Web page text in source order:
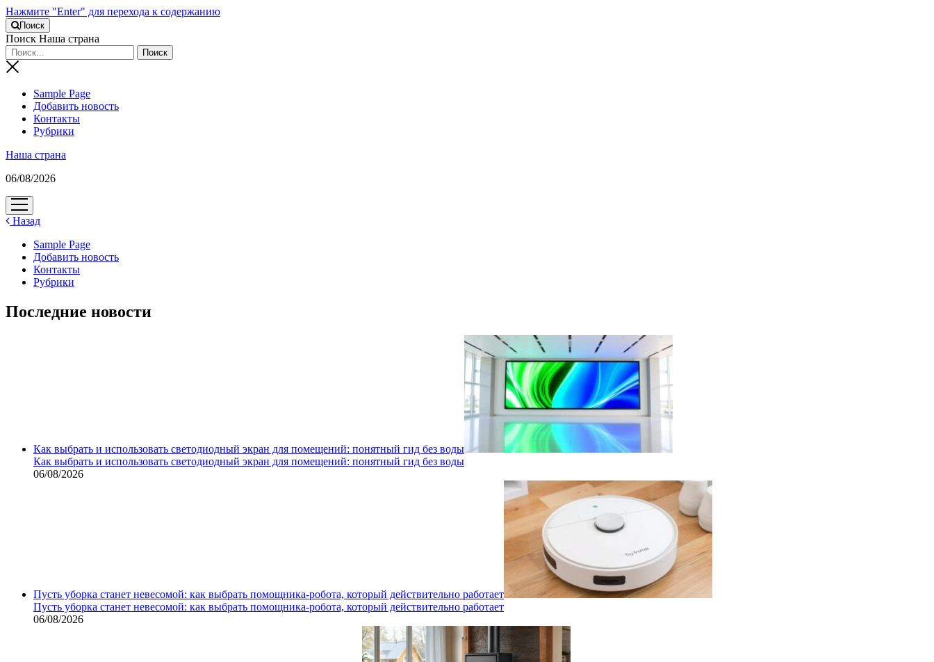
Нажмите "Enter" для перехода к содержанию
Поиск
Поиск Наша страна
Sample Page
Добавить новость
Контакты
Рубрики
Наша страна
06/08/2026
открыть
меню
Назад
Sample Page
Добавить новость
Контакты
Рубрики
Последние новости
Как выбрать и использовать светодиодный экран для помещений: понятный гид без воды
Как выбрать и использовать светодиодный экран для помещений: понятный гид без воды
06/08/2026
Пусть уборка станет невесомой: как выбрать помощника‑робота, который действительно работает
Пусть уборка станет невесомой: как выбрать помощника‑робота, который действительно работает
06/08/2026